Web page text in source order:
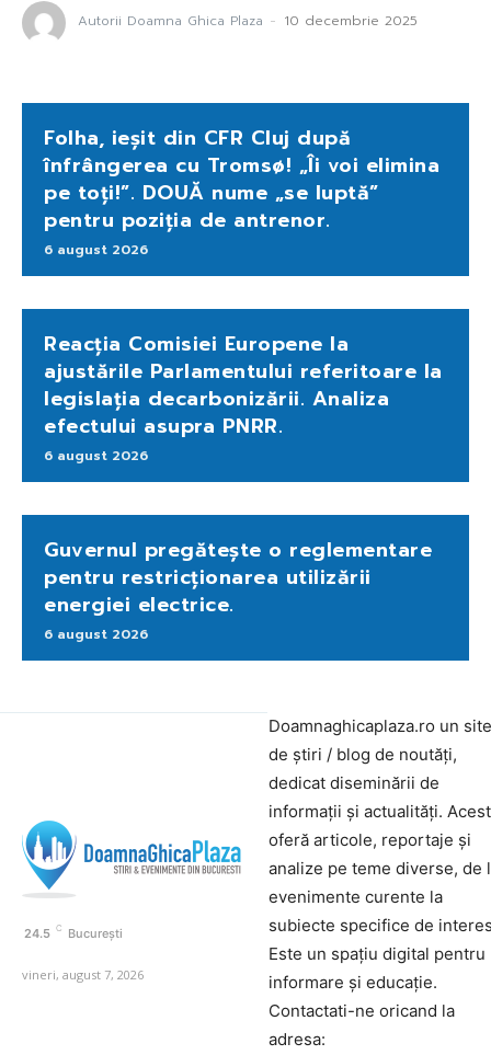
Autorii Doamna Ghica Plaza - 10 decembrie 2025
Folha, ieșit din CFR Cluj după
înfrângerea cu Tromsø! „Îi voi elimina
pe toți!”. DOUĂ nume „se luptă”
pentru poziția de antrenor.
6 august 2026
Reacția Comisiei Europene la
ajustările Parlamentului referitoare la
legislația decarbonizării. Analiza
efectului asupra PNRR.
6 august 2026
Guvernul pregătește o reglementare
pentru restricționarea utilizării
energiei electrice.
6 august 2026
24.5 C București
vineri, august 7, 2026
Doamnaghicaplaza.ro un site
de știri / blog de noutăți,
dedicat diseminării de
informații și actualități.
oferă articole, reportaje și
analize pe teme diverse, de
evenimente curente la
subiecte specifice de
Este un spațiu digital pentru
informare și educație.
Contactati-ne oricand la
adresa: